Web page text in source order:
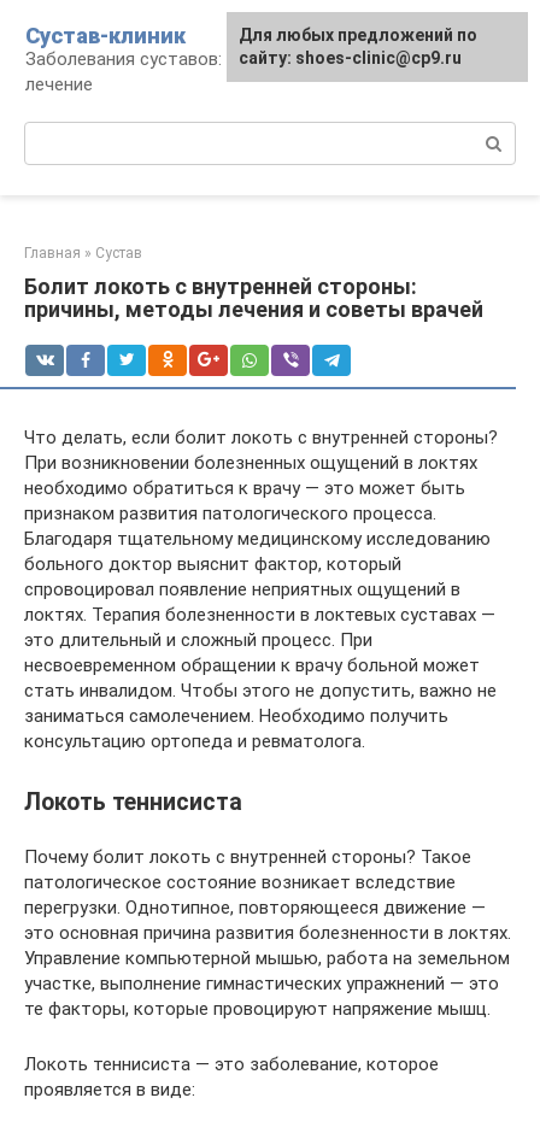
контенту
Сустав-клиник
Заболевания суставов: профилактика и
лечение
Главная » Сустав
Болит локоть с внутренней стороны:
причины, методы лечения и советы врачей
Что делать, если болит локоть с внутренней стороны?
При возникновении болезненных ощущений в локтях
необходимо обратиться к врачу — это может быть
признаком развития патологического процесса.
Благодаря тщательному медицинскому исследованию
больного доктор выяснит фактор, который
спровоцировал появление неприятных ощущений в
локтях. Терапия болезненности в локтевых суставах —
это длительный и сложный процесс. При
несвоевременном обращении к врачу больной может
стать инвалидом. Чтобы этого не допустить, важно не
заниматься самолечением. Необходимо получить
консультацию ортопеда и ревматолога.
Локоть теннисиста
Почему болит локоть с внутренней стороны? Такое
патологическое состояние возникает вследствие
перегрузки. Однотипное, повторяющееся движение —
это основная причина развития болезненности в локтях.
Управление компьютерной мышью, работа на земельном
участке, выполнение гимнастических упражнений — это
те факторы, которые провоцируют напряжение мышц.
Локоть теннисиста — это заболевание, которое
проявляется в виде:
Для любых предложений по
сайту: shoes-clinic@cp9.ru